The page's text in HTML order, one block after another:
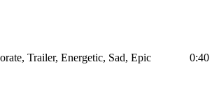
Trailer, Energetic, Sad, Epic 0:40